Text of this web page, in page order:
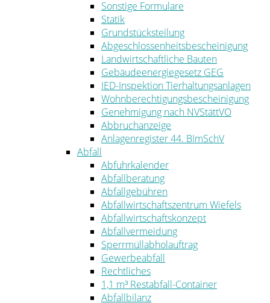
Sonstige Formulare
Statik
Grundstücksteilung
Abgeschlossenheitsbescheinigung
Landwirtschaftliche Bauten
Gebäudeenergiegesetz GEG
IED-Inspektion Tierhaltungsanlagen
Wohnberechtigungsbescheinigung
Genehmigung nach NVStättVO
Abbruchanzeige
Anlagenregister 44. BImSchV
Abfall
Abfuhrkalender
Abfallberatung
Abfallgebühren
Abfallwirtschaftszentrum Wiefels
Abfallwirtschaftskonzept
Abfallvermeidung
Sperrmüllabholauftrag
Gewerbeabfall
Rechtliches
1,1 m³ Restabfall-Container
Abfallbilanz